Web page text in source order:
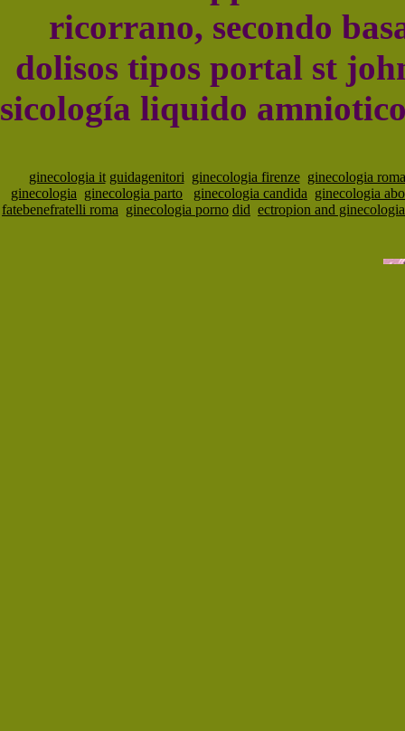
ricorrano, secondo
dolisos tipos portal st
sicología liquido
ginecologia it guidagenitori ginecologia firenze ginecologia roma
ginecologia ginecologia parto ginecologia candida ginecologia
fatebenefratelli roma ginecologia porno did ectropion and ginecologia